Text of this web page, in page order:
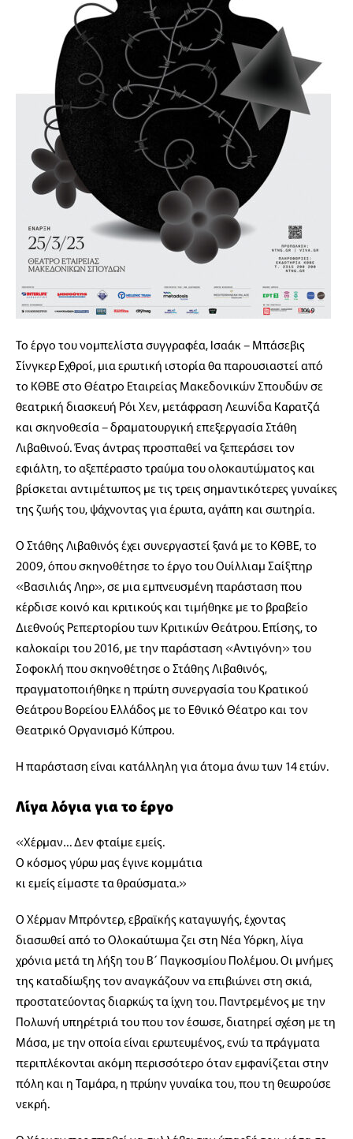
Το έργο του νομπελίστα συγγραφέα, Ισαάκ – Μπάσεβις
Σίνγκερ Εχθροί, μια ερωτική ιστορία θα παρουσιαστεί από
το ΚΘΒΕ στο Θέατρο Εταιρείας Μακεδονικών Σπουδών σε
θεατρική διασκευή Ρόι Χεν, μετάφραση Λεωνίδα Καρατζά
και σκηνοθεσία – δραματουργική επεξεργασία Στάθη
Λιβαθινού. Ένας άντρας προσπαθεί να ξεπεράσει τον
εφιάλτη, το αξεπέραστο τραύμα του ολοκαυτώματος και
βρίσκεται αντιμέτωπος με τις τρεις σημαντικότερες γυναίκες
της ζωής του, ψάχνοντας για έρωτα, αγάπη και σωτηρία.
Ο Στάθης Λιβαθινός έχει συνεργαστεί ξανά με το ΚΘΒΕ, το
2009, όπου σκηνοθέτησε το έργο του Ουίλλιαμ Σαίξπηρ
«Βασιλιάς Ληρ», σε μια εμπνευσμένη παράσταση που
κέρδισε κοινό και κριτικούς και τιμήθηκε με το βραβείο
Διεθνούς Ρεπερτορίου των Κριτικών Θεάτρου. Επίσης, το
καλοκαίρι του 2016, με την παράσταση «Αντιγόνη» του
Σοφοκλή που σκηνοθέτησε ο Στάθης Λιβαθινός,
πραγματοποιήθηκε η πρώτη συνεργασία του Κρατικού
Θεάτρου Βορείου Ελλάδος με το Εθνικό Θέατρο και τον
Θεατρικό Οργανισμό Κύπρου.
Η παράσταση είναι κατάλληλη για άτομα άνω των 14 ετών.
Λίγα λόγια για το έργο
«Χέρμαν… Δεν φταίμε εμείς.
Ο κόσμος γύρω μας έγινε κομμάτια
κι εμείς είμαστε τα θραύσματα.»
Ο Χέρμαν Μπρόντερ, εβραϊκής καταγωγής, έχοντας
διασωθεί από το Ολοκαύτωμα ζει στη Νέα Υόρκη, λίγα
χρόνια μετά τη λήξη του Β΄ Παγκοσμίου Πολέμου. Οι μνήμες
της καταδίωξης τον αναγκάζουν να επιβιώνει στη σκιά,
προστατεύοντας διαρκώς τα ίχνη του. Παντρεμένος με την
Πολωνή υπηρέτριά του που τον έσωσε, διατηρεί σχέση με τη
Μάσα, με την οποία είναι ερωτευμένος, ενώ τα πράγματα
περιπλέκονται ακόμη περισσότερο όταν εμφανίζεται στην
πόλη και η Ταμάρα, η πρώην γυναίκα του, που τη θεωρούσε
νεκρή.